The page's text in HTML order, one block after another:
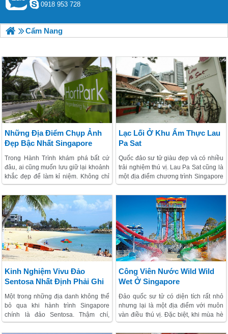
0918 953 728
Cẩm Nang
Những Địa Điểm Chụp Ảnh
Đẹp Bậc Nhất Singapore
Trong Hành Trình khám phá bất cứ
đâu, ai cũng muốn lưu giữ lại khoảnh
khắc đẹp để làm kỉ niệm. Không chỉ
vậy khi mạng xã hội ngày càng phát
triển, việc “khoe” ảnh check in tại một
địa điểm nào đó càng khiến nhiều
người hứng thú. Nếu muốn có được
những bức hình đẹp nhất, thú vị nhất
trong Hành Trình khám phá tới đảo
quốc sư tử thì hãy ghé qua những địa
điểm này nhé.
Lạc Lối Ở Khu Ẩm Thực Lau
Pa Sat
Quốc đảo sư tử giàu đẹp và có nhiều
trải nghiệm thú vị. Lau Pa Sat cũng là
một địa điểm chương trình Singapore
nổi tiếng. Đặc biệt với những dân
sành ăn và muốn “no cái bụng” thì
Lau Pa Sat chính là điểm đến đầu
tiên trong danh sách những nơi cần
ghé thăm khi đến tại đây.
Kinh Nghiệm Vivu Đảo
Sentosa Nhất Định Phải Ghi
Nhớ
Một trong những địa danh không thể
bỏ qua khi hành trình Singapore
chính là đảo Sentosa. Thậm chí,
nhiều người còn nói rằng: Tới quốc
Công Viên Nước Wild Wild
Wet Ở Singapore
Đảo quốc sư tử có diện tích rất nhỏ
nhưng lại là một địa điểm với muôn
vàn điều thú vị. Đặc biệt, khi mùa hè
đến biển và nước luôn là sự lựa chọn